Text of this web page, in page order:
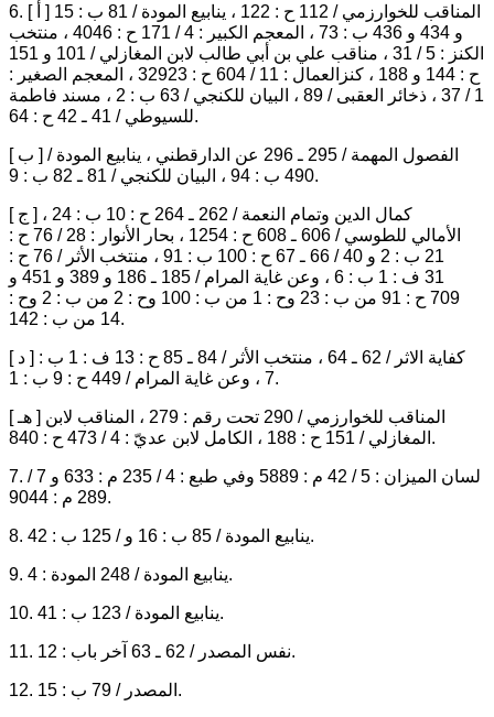
6. [ أ ] المناقب للخوارزمي / 112 ح : 122 ، ينابيع المودة / 81 ب : 15
و 434 و 436 ب : 73 ، المعجم الكبير : 4 / 171 ح : 4046 ، منتخب
الكنز : 5 / 31 ، مناقب علي بن أبي طالب لابن المغازلي / 101 و 151
ح : 144 و 188 ، كنزالعمال : 11 / 604 ح : 32923 ، المعجم الصغير :
1 / 37 ، ذخائر العقبى / 89 ، البيان للكنجي / 63 ب : 2 ، مسند فاطمة
للسيوطي / 41 ـ 42 ح : 64.
[ ب ] الفصول المهمة / 295 ـ 296 عن الدارقطني ، ينابيع المودة /
490 ب : 94 ، البيان للكنجي / 81 ـ 82 ب : 9.
[ ج ] كمال الدين وتمام النعمة / 262 ـ 264 ح : 10 ب : 24 ،
الأمالي للطوسي / 606 ـ 608 ح : 1254 ، بحار الأنوار : 28 / 76 ح :
21 ب : 2 و 40 / 66 ـ 67 ح : 100 ب : 91 ، منتخب الأثر / 76 ح :
31 ف : 1 ب : 6 ، وعن غاية المرام / 185 ـ 186 و 389 و 451 و
709 ح : 91 من ب : 23 وح : 1 من ب : 100 وح : 2 من ب : 2 وح :
14 من ب : 142.
[ د ] كفاية الاثر / 62 ـ 64 ، منتخب الأثر / 84 ـ 85 ح : 13 ف : 1 ب :
7 ، وعن غاية المرام / 449 ح : 9 ب : 1.
[ هـ ] المناقب للخوارزمي / 290 تحت رقم : 279 ، المناقب لابن
المغازلي / 151 ح : 188 ، الكامل لابن عديّ : 4 / 473 ح : 840.
7. لسان الميزان : 5 / 42 م : 5889 وفي طبع : 4 / 235 م : 633 و 7 /
289 م : 9044.
8. ينابيع المودة / 85 ب : 16 و / 125 ب : 42.
9. ينابيع المودة / 248 المودة : 4.
10. ينابيع المودة / 123 ب : 41.
11. نفس المصدر / 62 ـ 63 آخر باب : 12.
12. المصدر / 79 ب : 15.